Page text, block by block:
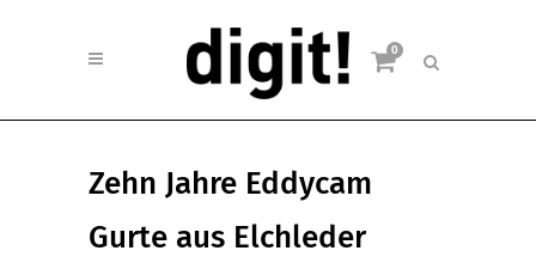
0
Zehn Jahre Eddycam
Gurte aus Elchleder